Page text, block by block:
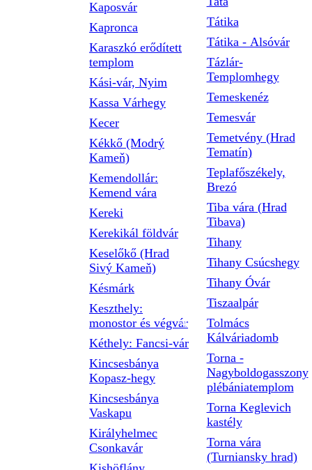
Kaposvár
Kapronca
Karaszkó erődített
templom
Kási-vár, Nyim
Kassa Várhegy
Kecer
Kékkő (Modrý
Kameň)
Kemendollár:
Kemend vára
Kereki
Kerekikál földvár
Keselőkő (Hrad
Sivý Kameň)
Késmárk
Keszthely:
monostor és végvár
Kéthely: Fancsi-vár
Kincsesbánya
Kopasz-hegy
Kincsesbánya
Vaskapu
Királyhelmec
Csonkavár
Tátika
Tátika - Alsóvár
Tázlár-
Templomhegy
Temeskenéz
Temesvár
Temetvény (Hrad
Tematín)
Teplafőszékely,
Brezó
Tiba vára (Hrad
Tibava)
Tihany
Tihany Csúcshegy
Tihany Óvár
Tiszaalpár
Tolmács
Kálváriadomb
Torna -
Nagyboldogasszony
plébániatemplom
Torna Keglevich
kastély
Torna vára
(Turniansky hrad)